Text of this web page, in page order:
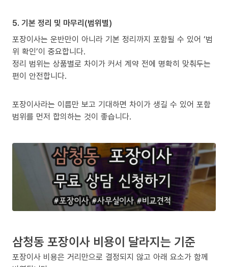
5. 기본 정리 및 마무리(범위별)
포장이사는 운반만이 아니라 기본 정리까지 포함될 수 있어 ‘범
위 확인’이 중요합니다.
정리 범위는 상품별로 차이가 커서 계약 전에 명확히 맞춰두는
편이 안전합니다.
포장이사라는 이름만 보고 기대하면 차이가 생길 수 있어 포함
범위를 먼저 합의하는 것이 좋습니다.
삼청동 포장이사 비용이 달라지는 기준
포장이사 비용은 거리만으로 결정되지 않고 아래 요소가 함께